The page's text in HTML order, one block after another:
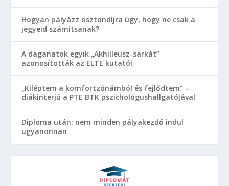
Hogyan pályázz ösztöndíjra úgy, hogy ne csak a
jegyeid számítsanak?
A daganatok egyik „Akhilleusz-sarkát”
azonosították az ELTE kutatói
„Kiléptem a komfortzónámból és fejlődtem” –
diákinterjú a PTE BTK pszichológushallgatójával
Diploma után: nem minden pályakezdő indul
ugyanonnan